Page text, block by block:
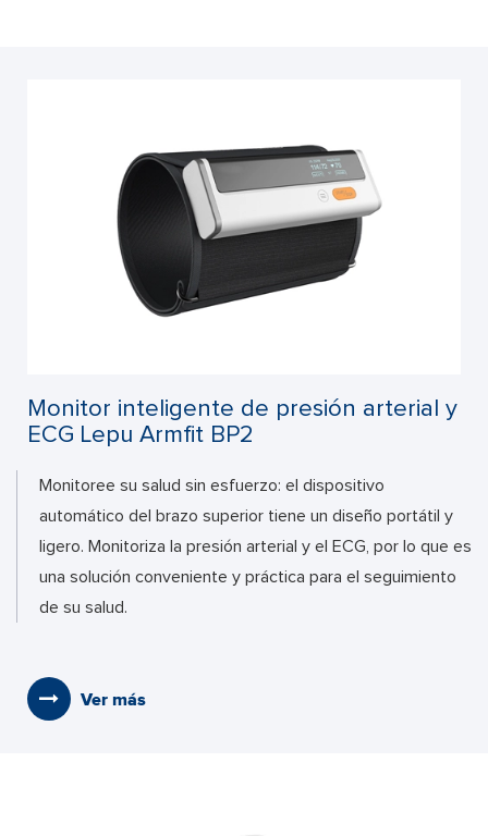
Monitor inteligente de presión arterial y
ECG Lepu Armfit BP2
Monitoree su salud sin esfuerzo: el dispositivo
automático del brazo superior tiene un diseño portátil y
ligero. Monitoriza la presión arterial y el ECG, por lo que es
una solución conveniente y práctica para el seguimiento
de su salud.
Ver más